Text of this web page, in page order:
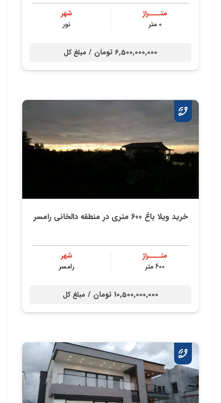
متــــراژ
۰ متر
شهر
نور
6,500,000,000 تومان / مبلغ کل
خرید ویلا باغ 600 متری در منطقه دالخانی رامسر
متــــراژ
600 متر
شهر
رامسر
10,500,000,000 تومان / مبلغ کل